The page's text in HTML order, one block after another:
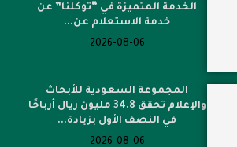
الخدمة المتميزة في “توكلنا” عن
خدمة الاستعلام عن...
2026-08-06
المجموعة السعودية للأبحاث
والإعلام تحقق 34.8 مليون ريال أرباحًا
في النصف الأول بزيادة...
2026-08-06